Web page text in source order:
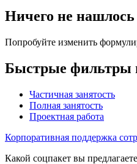
Ничего не нашлось
Попробуйте изменить
Быстрые фильтры
Частичная занятость
Полная занятость
Проектная работа
Корпоративная поддержка
Какой соцпакет вы